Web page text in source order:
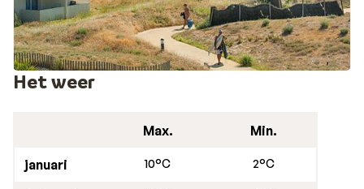
Het weer
Max. Min.
januari 10°C 2°C